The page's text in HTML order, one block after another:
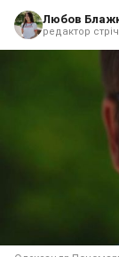
Любов
редактор